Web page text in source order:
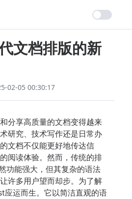
文档排版的新
02-05 00:30:17
分享高质量的文档变得越来
研究、技术写作还是日常办
文档不仅能更好地传达信
阅读体验。然而，传统的排
功能强大，但其复杂的语法
许多用户望而却步。为了解
应运而生。它以简洁直观的语